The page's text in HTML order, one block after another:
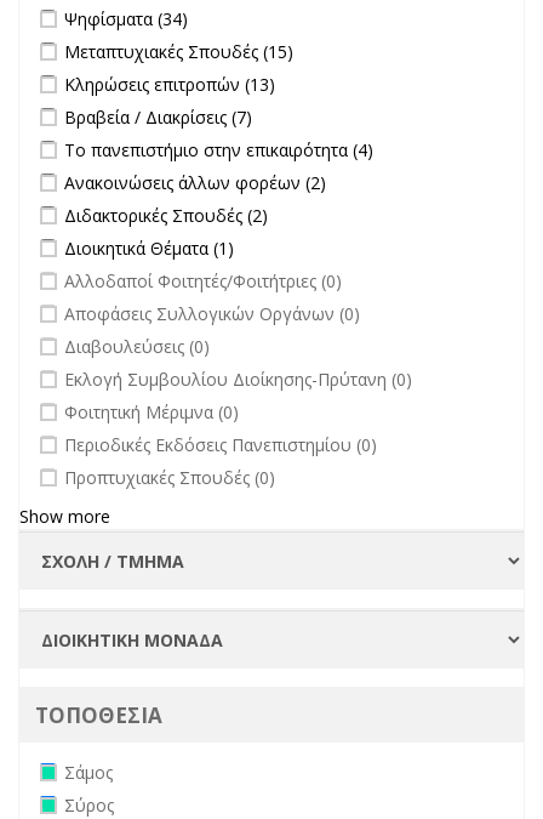
Apply Ψηφίσματα filter
Ψηφίσματα (34)
Apply Μεταπτυχιακές Σπουδές filter
Μεταπτυχιακές Σπουδές (15)
Apply Κληρώσεις επιτροπών filter
Κληρώσεις επιτροπών (13)
Apply Βραβεία / Διακρίσεις filter
Βραβεία / Διακρίσεις (7)
Apply Το πανεπιστήμιο στην επικαιρότητα filter
Το πανεπιστήμιο στην επικαιρότητα (4)
Apply Ανακοινώσεις άλλων φορέων filter
Ανακοινώσεις άλλων φορέων (2)
Apply Διδακτορικές Σπουδές filter
Διδακτορικές Σπουδές (2)
Apply Διοικητικά Θέματα filter
Διοικητικά Θέματα (1)
undefined
Αλλοδαποί Φοιτητές/Φοιτήτριες (0)
undefined
Αποφάσεις Συλλογικών Οργάνων (0)
undefined
Διαβουλεύσεις (0)
undefined
Εκλογή Συμβουλίου Διοίκησης-Πρύτανη (0)
undefined
Φοιτητική Μέριμνα (0)
undefined
Περιοδικές Εκδόσεις Πανεπιστημίου (0)
undefined
Προπτυχιακές Σπουδές (0)
Show more
ΤΟΠΟΘΕΣΙΑ
Remove Σάμος filter
Σάμος
Remove Σύρος filter
Σύρος